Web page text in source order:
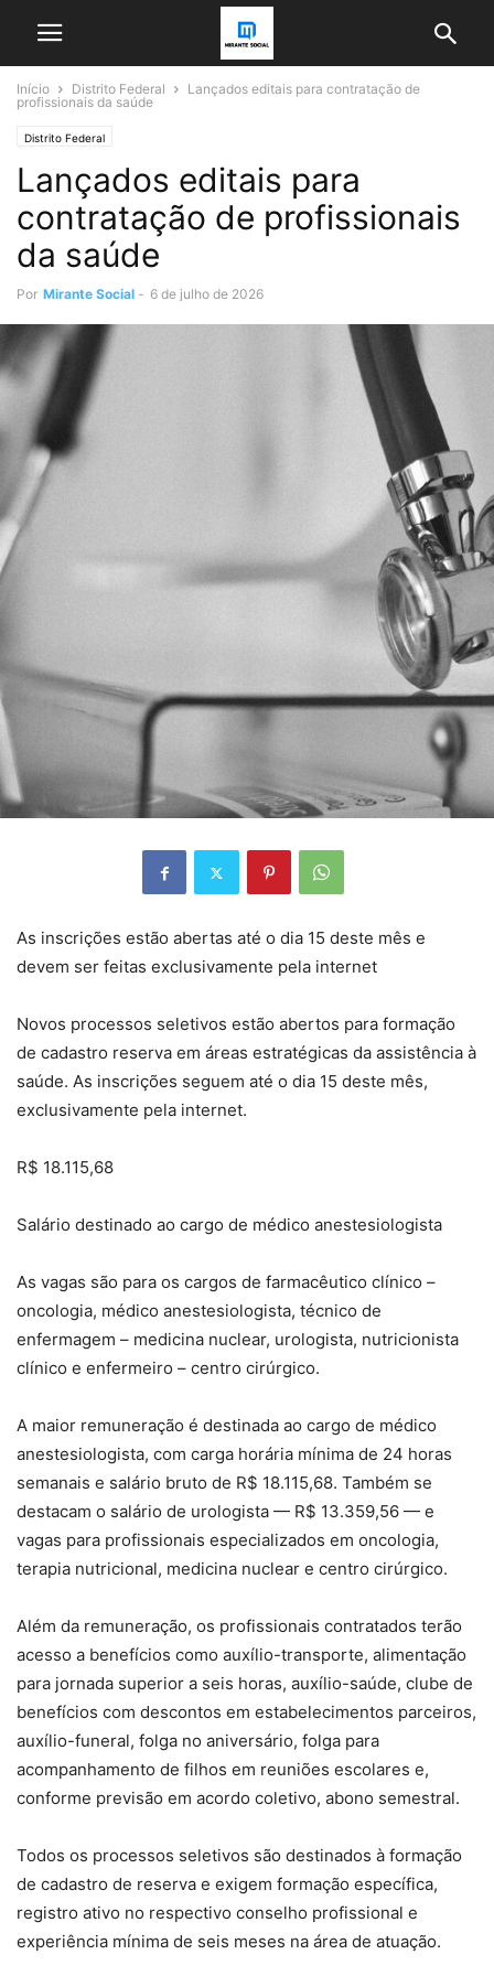
Início Distrito Federal
Lançados editais para contratação de
profissionais da saúde
Distrito Federal
Lançados editais para
contratação de profissionais
da saúde
Por Mirante Social - 6 de julho de 2026
As inscrições estão abertas até o dia 15 deste mês e
devem ser feitas exclusivamente pela internet
Novos processos seletivos estão abertos para formação
de cadastro reserva em áreas estratégicas da assistência à
saúde. As inscrições seguem até o dia 15 deste mês,
exclusivamente pela internet.
R$ 18.115,68
Salário destinado ao cargo de médico anestesiologista
As vagas são para os cargos de farmacêutico clínico –
oncologia, médico anestesiologista, técnico de
enfermagem – medicina nuclear, urologista, nutricionista
clínico e enfermeiro – centro cirúrgico.
A maior remuneração é destinada ao cargo de médico
anestesiologista, com carga horária mínima de 24 horas
semanais e salário bruto de R$ 18.115,68. Também se
destacam o salário de urologista — R$ 13.359,56 — e
vagas para profissionais especializados em oncologia,
terapia nutricional, medicina nuclear e centro cirúrgico.
Além da remuneração, os profissionais contratados terão
acesso a benefícios como auxílio-transporte, alimentação
para jornada superior a seis horas, auxílio-saúde, clube de
benefícios com descontos em estabelecimentos parceiros,
auxílio-funeral, folga no aniversário, folga para
acompanhamento de filhos em reuniões escolares e,
conforme previsão em acordo coletivo, abono semestral.
Todos os processos seletivos são destinados à formação
de cadastro de reserva e exigem formação específica,
registro ativo no respectivo conselho profissional e
experiência mínima de seis meses na área de atuação.